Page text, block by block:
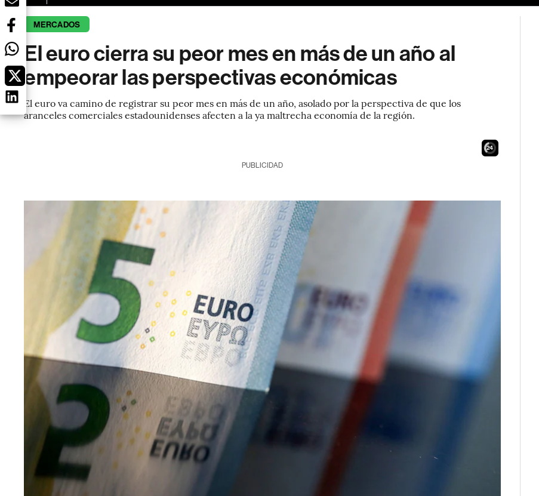
MERCADOS
El euro cierra su peor mes en más de un año al
empeorar las perspectivas económicas
El euro va camino de registrar su peor mes en más de un año, asolado por la perspectiva de que los
aranceles comerciales estadounidenses afecten a la ya maltrecha economía de la región.
23
PUBLICIDAD